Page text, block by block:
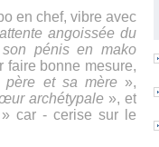
en chef, vibre avec
angoissée du
pénis en mako
faire bonne mesure,
père et sa mère»,
archétypale», et
» car - cerise sur le